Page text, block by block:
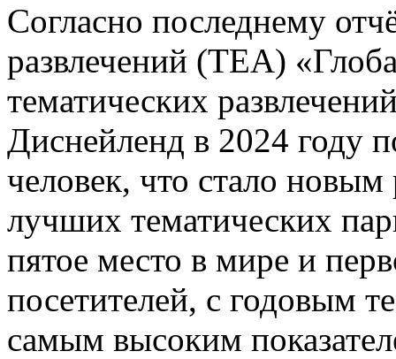
Согласно последнему
развлечений (TEA)
тематических
Диснейленд в 2024 году
человек, что стало
лучших тематических
пятое место в мире и
посетителей, с годовым
самым высоким